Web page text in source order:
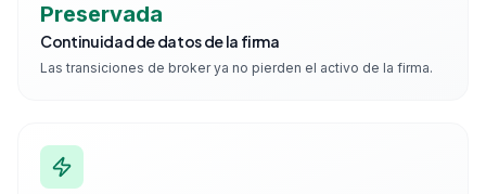
Preservada
Continuidad de datos de la firma
Las transiciones de broker ya no pierden el activo de la firma.